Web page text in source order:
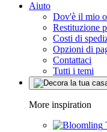
Aiuto
Dov'è il mio
Restituzione
Costi di
Opzioni di
Contattaci
Tutti i temi
More inspiration